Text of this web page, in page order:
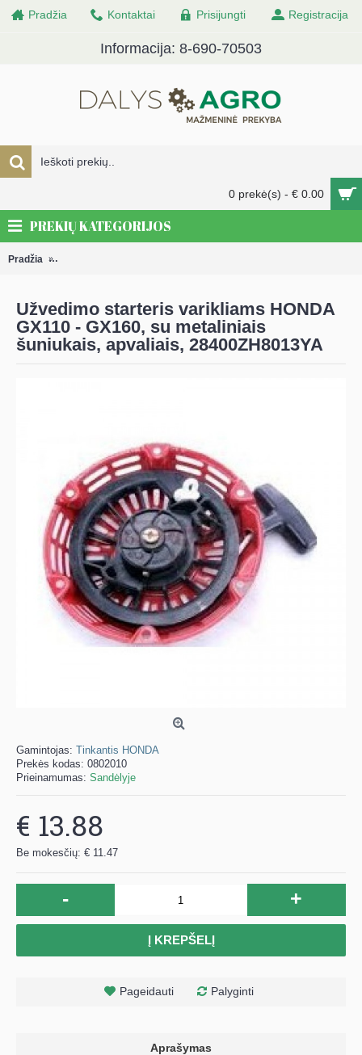
Pradžia Kontaktai Prisijungti Registracija
Informacija: 8-690-70503
0 prekė(s) - € 0.00
PREKIŲ KATEGORIJOS
Pradžia DALYS Varikliams, kultivatoriams, sniego valymo ir statybinei
Užvedimo starteris varikliams HONDA
GX110 - GX160, su metaliniais
šuniukais, apvaliais, 28400ZH8013YA
Gamintojas: Tinkantis HONDA
Prekės kodas: 0802010
Prieinamumas: Sandėlyje
€ 13.88
Be mokesčių: € 11.47
- +
Į KREPŠELĮ
Pageidauti Palyginti
Aprašymas